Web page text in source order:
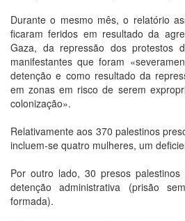
Durante o mesmo mês, o relatório
ficaram feridos em resultado da
Gaza, da repressão dos protestos
manifestantes que foram
detenção e como resultado da
em zonas em risco de serem
colonização».
Relativamente aos 370 palestinos
incluem-se quatro mulheres, um
Por outro lado, 30 presos
detenção administrativa (prisão
formada).